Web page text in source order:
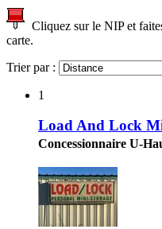
Cliquez sur le NIP et
carte.
Trier par :
1
Load And Lock
Concessionnaire U-